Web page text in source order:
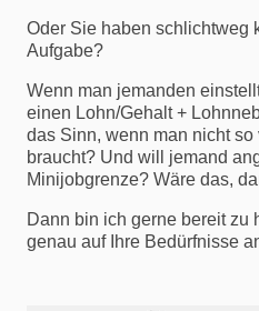
Oder Sie haben schlichtweg
Aufgabe?
Wenn man jemanden
einen Lohn/Gehalt +
das Sinn, wenn man nicht so
braucht? Und will jemand
Minijobgrenze? Wäre das,
Dann bin ich gerne bereit zu
genau auf Ihre Bedürfnisse